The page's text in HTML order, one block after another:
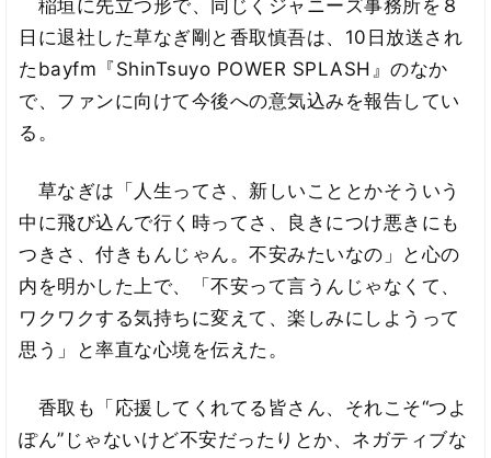
稲垣に先立つ形で、同じくジャニーズ事務所を８
日に退社した草なぎ剛と香取慎吾は、10日放送され
たbayfm『ShinTsuyo POWER SPLASH』のなか
で、ファンに向けて今後への意気込みを報告してい
る。
草なぎは「人生ってさ、新しいこととかそういう
中に飛び込んで行く時ってさ、良きにつけ悪きにも
つきさ、付きもんじゃん。不安みたいなの」と心の
内を明かした上で、「不安って言うんじゃなくて、
ワクワクする気持ちに変えて、楽しみにしようって
思う」と率直な心境を伝えた。
香取も「応援してくれてる皆さん、それこそ“つよ
ぽん”じゃないけど不安だったりとか、ネガティブな